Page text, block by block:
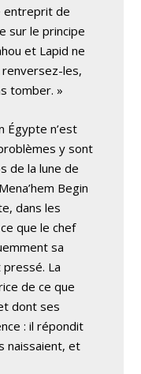
entreprit de
sur le principe
et Lapid ne
les,
tomber. »
Égypte n’est
y sont
de la lune de
Begin
dans les
que le chef
sa
La
de ce que
dont ses
: il répondit
naissaient, et